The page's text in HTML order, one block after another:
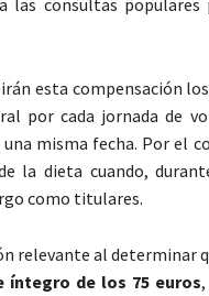
esta compensación los
por cada jornada de
misma fecha. Por el
la dieta cuando,
como titulares.
relevante al determinar
íntegro de los 75 euros